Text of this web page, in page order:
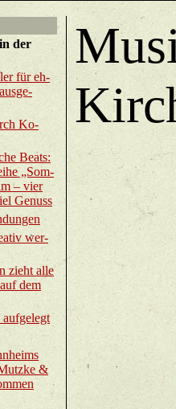
der
für eh­
Ko­
Beats:
„Som­
– vier
Ge­nuss
wer­
zieht alle
dem
&